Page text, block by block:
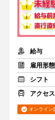
給与
雇用形態
シフト
アクセス
オンライン